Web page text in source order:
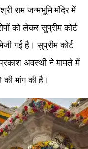
राम जन्मभूमि मंदिर में
को लेकर सुप्रीम कोर्ट
गई है। सुप्रीम कोर्ट
अवस्थी ने मामले में
मांग की है।